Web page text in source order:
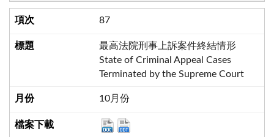
87
最高法院刑事上訴案件終結情形
State of Criminal Appeal Cases
Terminated by the Supreme Court
10月份